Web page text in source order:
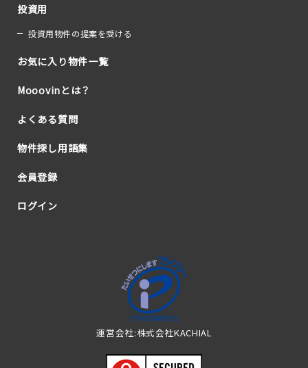
投資用
投資用物件の提案を受ける
お気に入り物件一覧
Mooovinとは？
よくある質問
物件探し用語集
会員登録
ログイン
運営会社:株式会社KACHIAL